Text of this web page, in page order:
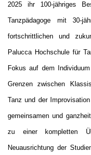
2025 ihr 100-jähriges
Tanzpädagoge mit 30-
fortschrittlichen und
Palucca Hochschule für
Fokus auf dem
Grenzen zwischen
Tanz und der
gemeinsamen und
zu einer kompletten
Neuausrichtung der